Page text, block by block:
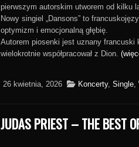
pierwszym autorskim utworem od kilku
Nowy singiel „Dansons” to
optymizm i emocjonalną głębię.
Autorem piosenki jest uznany francuski
wielokrotnie współpracował z Dion.
26 kwietnia, 2026 Koncerty, Single,
JUDAS PRIEST – THE BEST